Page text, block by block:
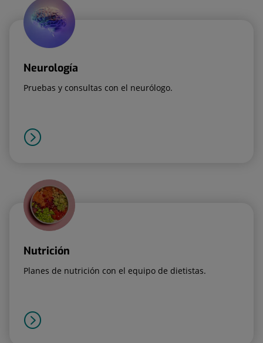
Neurología
Pruebas y consultas con el neurólogo.
Nutrición
Planes de nutrición con el equipo de dietistas.